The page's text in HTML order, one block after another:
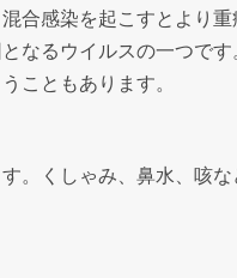
合感染を起こすとより重
なるウイルスの一つで
こともあります。
。くしゃみ、鼻水、咳な